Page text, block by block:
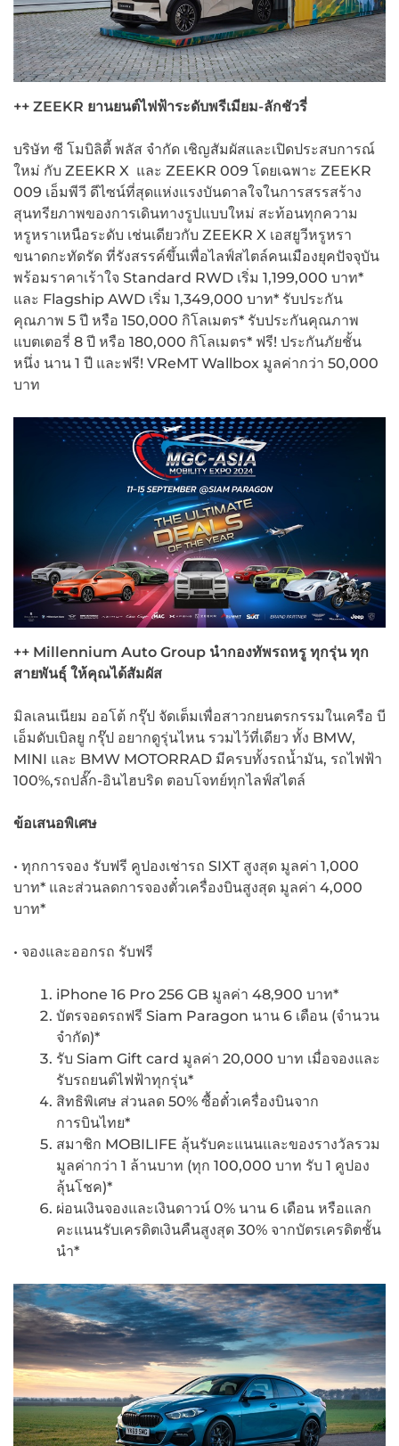
++ ZEEKR ยานยนต์ไฟฟ้าระดับพรีเมียม-ลักชัวรี่
บริษัท ซี โมบิลิตี้ พลัส จำกัด เชิญสัมผัสและเปิดประสบการณ์
ใหม่ กับ ZEEKR X และ ZEEKR 009 โดยเฉพาะ ZEEKR
009 เอ็มพีวี ดีไซน์ที่สุดแห่งแรงบันดาลใจในการสรรสร้าง
สุนทรียภาพของการเดินทางรูปแบบใหม่ สะท้อนทุกความ
หรูหราเหนือระดับ เช่นเดียวกับ ZEEKR X เอสยูวีหรูหรา
ขนาดกะทัดรัด ที่รังสรรค์ขึ้นเพื่อไลฟ์สไตล์คนเมืองยุคปัจจุบัน
พร้อมราคาเร้าใจ Standard RWD เริ่ม 1,199,000 บาท*
และ Flagship AWD เริ่ม 1,349,000 บาท* รับประกัน
คุณภาพ 5 ปี หรือ 150,000 กิโลเมตร* รับประกันคุณภาพ
แบตเตอรี่ 8 ปี หรือ 180,000 กิโลเมตร* ฟรี! ประกันภัยชั้น
หนึ่ง นาน 1 ปี และฟรี! VReMT Wallbox มูลค่ากว่า 50,000
บาท
++ Millennium Auto Group นำกองทัพรถหรู ทุกรุ่น ทุก
สายพันธุ์ ให้คุณได้สัมผัส
มิลเลนเนียม ออโต้ กรุ๊ป จัดเต็มเพื่อสาวกยนตรกรรมในเครือ บี
เอ็มดับเบิลยู กรุ๊ป อยากดูรุ่นไหน รวมไว้ที่เดียว ทั้ง BMW,
MINI และ BMW MOTORRAD มีครบทั้งรถน้ำมัน, รถไฟฟ้า
100%,รถปลั๊ก-อินไฮบริด ตอบโจทย์ทุกไลฟ์สไตล์
ข้อเสนอพิเศษ
• ทุกการจอง รับฟรี คูปองเช่ารถ SIXT สูงสุด มูลค่า 1,000
บาท* และส่วนลดการจองตั๋วเครื่องบินสูงสุด มูลค่า 4,000
บาท*
• จองและออกรถ รับฟรี
iPhone 16 Pro 256 GB มูลค่า 48,900 บาท*
บัตรจอดรถฟรี Siam Paragon นาน 6 เดือน (จำนวน
จำกัด)*
รับ Siam Gift card มูลค่า 20,000 บาท เมื่อจองและ
รับรถยนต์ไฟฟ้าทุกรุ่น*
สิทธิพิเศษ ส่วนลด 50% ซื้อตั๋วเครื่องบินจาก
การบินไทย*
สมาชิก MOBILIFE ลุ้นรับคะแนนและของรางวัลรวม
มูลค่ากว่า 1 ล้านบาท (ทุก 100,000 บาท รับ 1 คูปอง
ลุ้นโชค)*
ผ่อนเงินจองและเงินดาวน์ 0% นาน 6 เดือน หรือแลก
คะแนนรับเครดิตเงินคืนสูงสุด 30% จากบัตรเครดิตชั้น
นำ*